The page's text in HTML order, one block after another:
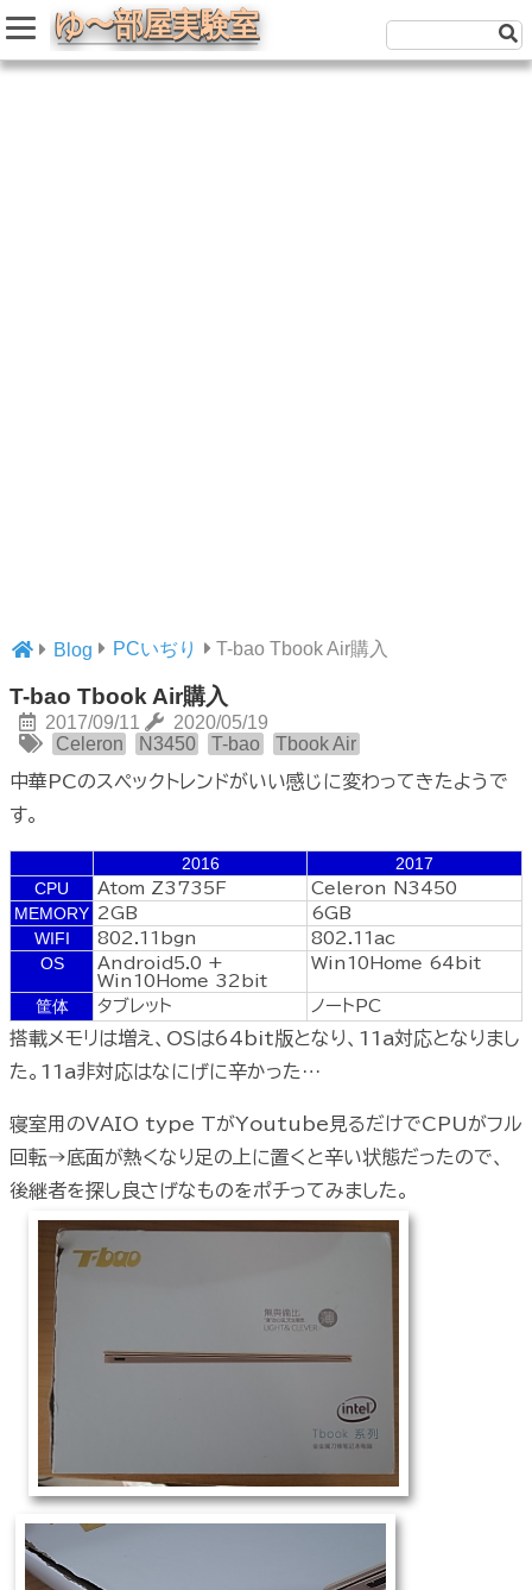
Blog PCいぢり T-bao Tbook Air購入
T-bao Tbook Air購入
2017/09/11
2020/05/19
Celeron
N3450 T-bao Tbook Air
中華PCのスペックトレンドがいい感じに変わってきたようで
す。
2016
2017
CPU
Atom Z3735F Celeron N3450
MEMORY 2GB 6GB
WIFI 802.11bgn 802.11ac
OS
Android5.0 +
Win10Home 32bit
Win10Home 64bit
筐体 タブレット ノートPC
搭載メモリは増え、OSは64bit版となり、11a対応となりまし
た。11a非対応はなにげに辛かった…
寝室用のVAIO type TがYoutube見るだけでCPUがフル
回転→底面が熱くなり足の上に置くと辛い状態だったので、
後継者を探し良さげなものをポチってみました。